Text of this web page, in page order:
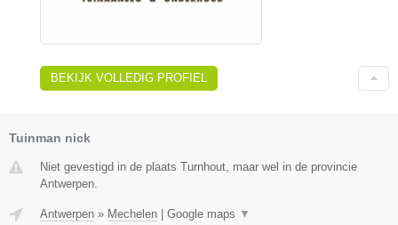
BEKIJK VOLLEDIG PROFIEL
Tuinman nick
Niet gevestigd in de plaats Turnhout, maar wel in de provincie
Antwerpen.
Antwerpen » Mechelen Google maps ▼